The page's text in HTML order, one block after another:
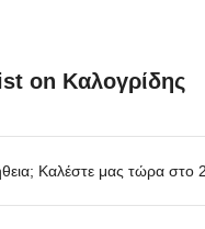
on Καλογρίδης
Καλέστε μας τώρα στο